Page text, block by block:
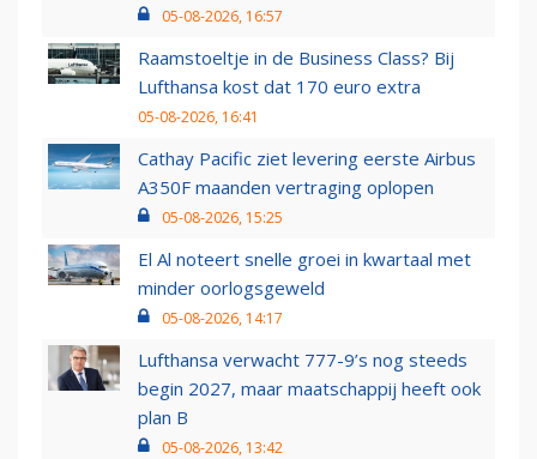
05-08-2026, 16:57
Raamstoeltje in de Business Class? Bij
Lufthansa kost dat 170 euro extra
05-08-2026, 16:41
Cathay Pacific ziet levering eerste Airbus
A350F maanden vertraging oplopen
05-08-2026, 15:25
El Al noteert snelle groei in kwartaal met
minder oorlogsgeweld
05-08-2026, 14:17
Lufthansa verwacht 777-9’s nog steeds
begin 2027, maar maatschappij heeft ook
plan B
05-08-2026, 13:42